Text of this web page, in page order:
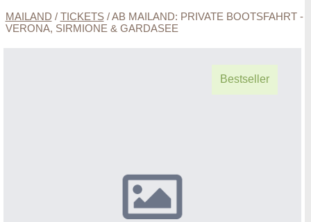
MAILAND / TICKETS/AB MAILAND: PRIVATE BOOTSFAHRT -
VERONA, SIRMIONE & GARDASEE
Bestseller